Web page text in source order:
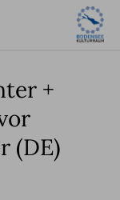
+
(DE)